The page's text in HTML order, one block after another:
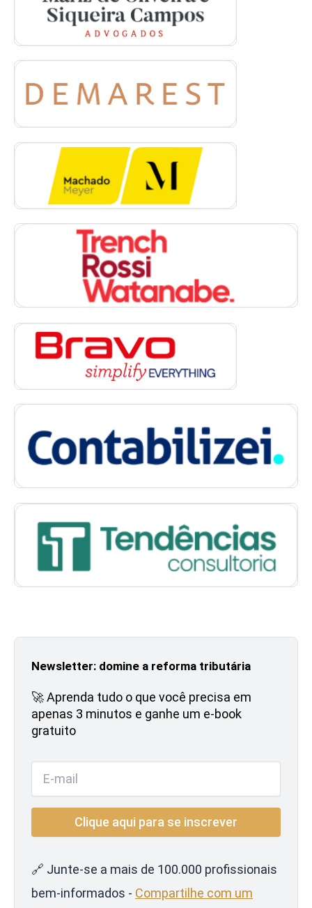
Newsletter: domine a reforma tributária
🚀 Aprenda tudo o que você precisa em
apenas 3 minutos e ganhe um e-book
gratuito
🔗 Junte-se a mais de 100.000 profissionais
bem-informados - Compartilhe com um